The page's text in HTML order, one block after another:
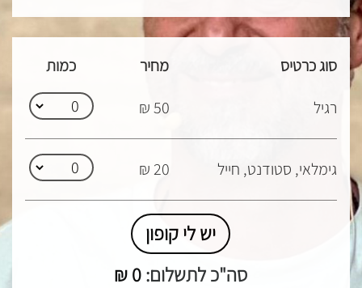
סוג כרטיס מחיר
כמות
רגיל
50 ₪
גימלאי, סטודנט, חייל 20 ₪
יש לי קופון
סה"כ לתשלום:0
₪